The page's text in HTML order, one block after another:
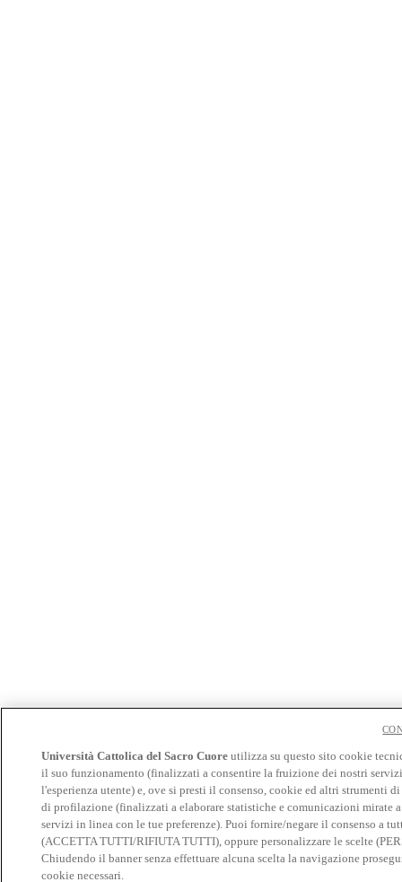
Università Cattolica del Sacro Cuore utilizza su questo sito cookie
il suo funzionamento (finalizzati a consentire la fruizione dei nostri
l'esperienza utente) e, ove si presti il consenso, cookie ed altri strumenti
di profilazione (finalizzati a elaborare statistiche e comunicazioni mirate
servizi in linea con le tue preferenze). Puoi fornire/negare il consenso a
(ACCETTA TUTTI/RIFIUTA TUTTI), oppure personalizzare le scelte
Chiudendo il banner senza effettuare alcuna scelta la navigazione
cookie necessari.